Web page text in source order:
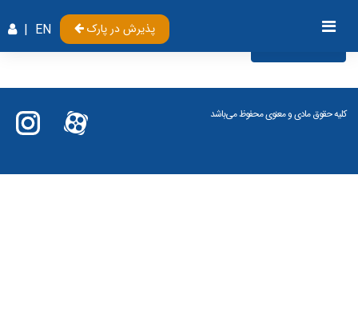
EN
| پذیرش در پارک
کلیه حقوق مادی و معنوی محفوظ می‌باشد